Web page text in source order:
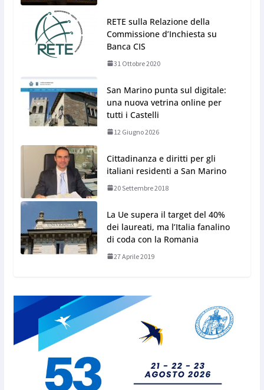
RETE sulla Relazione della
Commissione d’Inchiesta su
Banca CIS
31 Ottobre 2020
San Marino punta sul digitale:
una nuova vetrina online per
tutti i Castelli
12 Giugno 2026
Cittadinanza e diritti per gli
italiani residenti a San Marino
20 Settembre 2018
La Ue supera il target del 40%
dei laureati, ma l’Italia fanalino
di coda con la Romania
27 Aprile 2019